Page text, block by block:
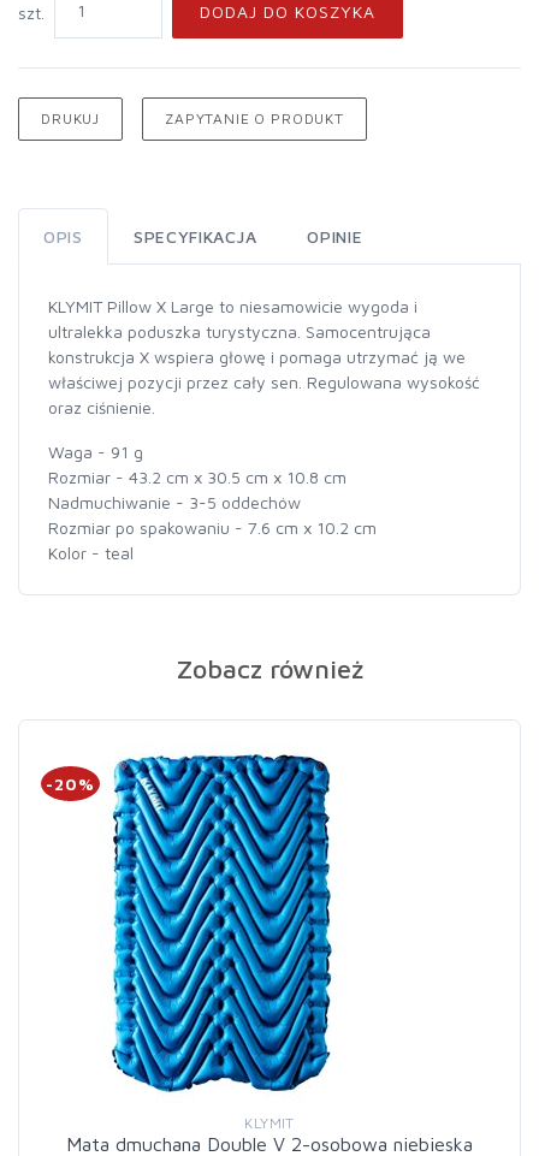
szt. DODAJ DO KOSZYKA
DRUKUJ ZAPYTANIE O PRODUKT
OPIS SPECYFIKACJA OPINIE
KLYMIT Pillow X Large to niesamowicie wygoda i
ultralekka poduszka turystyczna. Samocentrująca
konstrukcja X wspiera głowę i pomaga utrzymać ją we
właściwej pozycji przez cały sen. Regulowana wysokość
oraz ciśnienie.
Waga - 91 g
Rozmiar - 43.2 cm x 30.5 cm x 10.8 cm
Nadmuchiwanie - 3-5 oddechów
Rozmiar po spakowaniu - 7.6 cm x 10.2 cm
Kolor - teal
Zobacz również
-20%
KLYMIT
Mata dmuchana Double V 2-osobowa niebieska